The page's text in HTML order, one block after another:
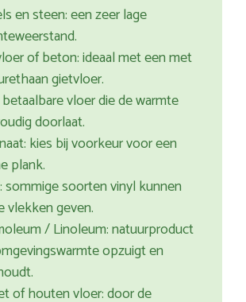
en steen: een zeer lage
of beton: ideaal met een met
gietvloer.
betaalbare vloer die de warmte
doorlaat.
kies bij voorkeur voor een
plank.
sommige soorten vinyl kunnen
vlekken geven.
/ Linoleum: natuurproduct
opzuigt en
of houten vloer: door de